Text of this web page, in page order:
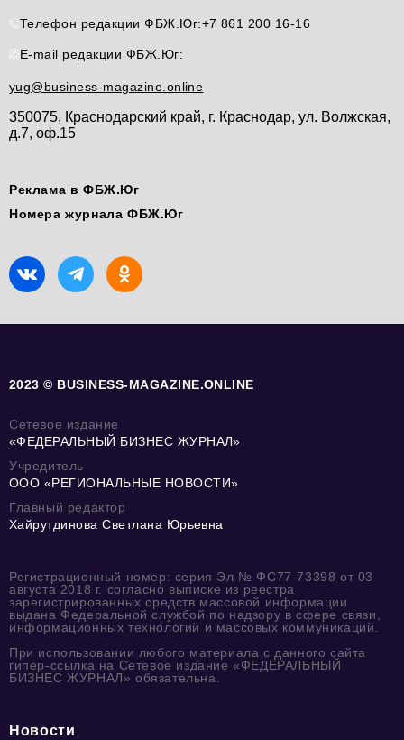
Телефон редакции ФБЖ.Юг:+7 861 200 16-16
E-mail редакции ФБЖ.Юг:
yug@business-magazine.online
350075, Краснодарский край, г. Краснодар, ул. Волжская,
д.7, оф.15
Реклама в ФБЖ.Юг
Номера журнала ФБЖ.Юг
2023 © BUSINESS-MAGAZINE.ONLINE
Сетевое издание
«ФЕДЕРАЛЬНЫЙ БИЗНЕС ЖУРНАЛ»
Учредитель
ООО «РЕГИОНАЛЬНЫЕ НОВОСТИ»
Главный редактор
Хайрутдинова Светлана Юрьевна
Регистрационный номер: серия Эл № ФС77-73398 от 03
августа 2018 г. согласно выписке из реестра
зарегистрированных средств массовой информации
выдана Федеральной службой по надзору в сфере связи,
информационных технологий и массовых коммуникаций.
При использовании любого материала с данного сайта
гипер-ссылка на Сетевое издание «ФЕДЕРАЛЬНЫЙ
БИЗНЕС ЖУРНАЛ» обязательна.
Новости